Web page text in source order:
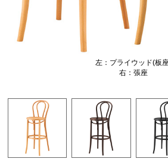
左：プライウッド(板
右：張座